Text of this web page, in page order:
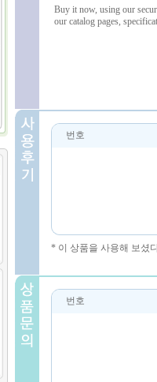
Buy it now, using our
our catalog pages,
번호
* 이 상품을 사용해 보셨
번호